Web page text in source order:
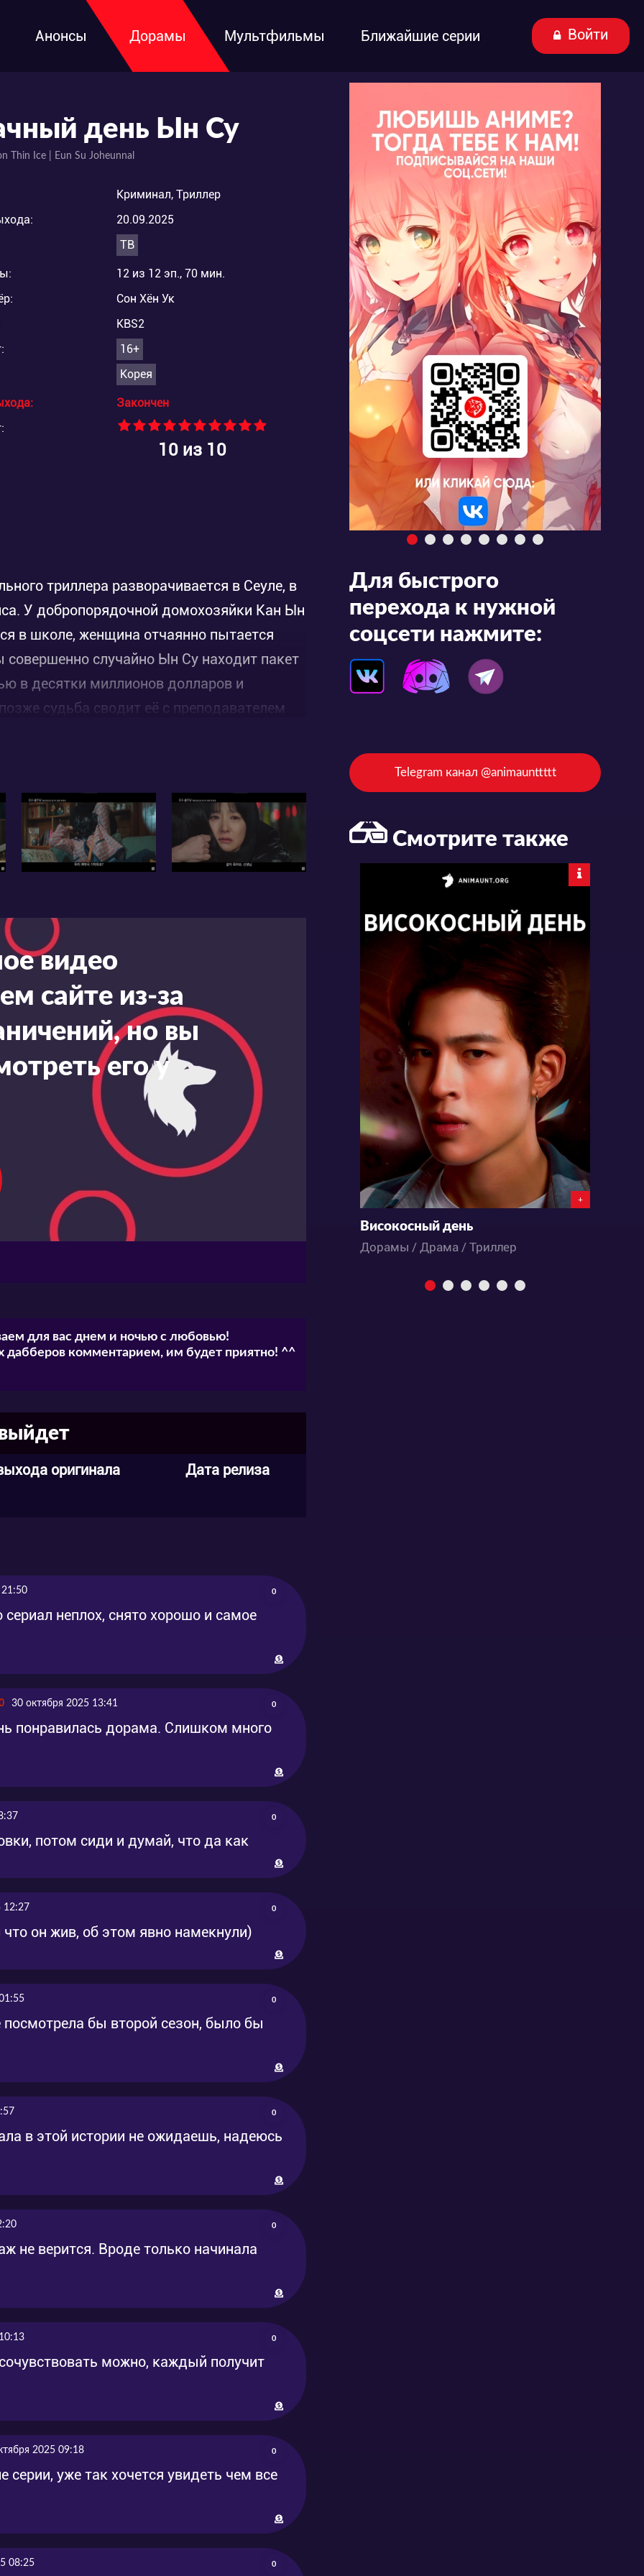
Анонсы Дорамы Мультфильмы Ближайшие серии Войти
день Ын Су
Thin Ice | Eun Su Joheunnal
Криминал, Триллер
20.09.2025
ТВ
12 из 12 эп., 70 мин.
Сон Хён Ук
KBS2
16+
Корея
Закончен
10из 10
триллера разворачивается в Сеуле, в
У добропорядочной домохозяйки Кан Ын
в школе, женщина отчаянно пытается
случайно Ын Су находит пакет
в десятки миллионов долларов и
судьба сводит её с преподавателем
наркотики в дорогих
видео
сайте из-за
но вы
его у
для вас днем и ночью с любовью!
дабберов комментарием, им будет приятно! ^^
оригинала
Дата релиза
21:50 0
сериал неплох, снято хорошо и самое
30 октября 2025 13:41 0
понравилась дорама. Слишком много
0
потом сиди и думай, что да как
12:27 0
он жив, об этом явно намекнули)
0
бы второй сезон, было бы
0
в этой истории не ожидаешь, надеюсь
0
не верится. Вроде только начинала
0
можно, каждый получит
2025 09:18 0
уже так хочется увидеть чем все
08:25 0
Для быстрого
перехода к нужной
соцсети нажмите:
Telegram канал @animaunttttt
Смотрите также
+
Високосный день
Дорамы / Драма / Триллер